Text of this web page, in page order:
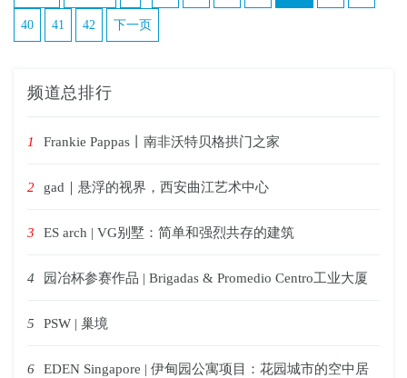
40 41 42 下一页
频道总排行
1 Frankie Pappas丨南非沃特贝格拱门之家
2 gad｜悬浮的视界，西安曲江艺术中心
3 ES arch | VG别墅：简单和强烈共存的建筑
4 园冶杯参赛作品 | Brigadas & Promedio Centro工业大厦
5 PSW | 巢境
6 EDEN Singapore | 伊甸园公寓项目：花园城市的空中居